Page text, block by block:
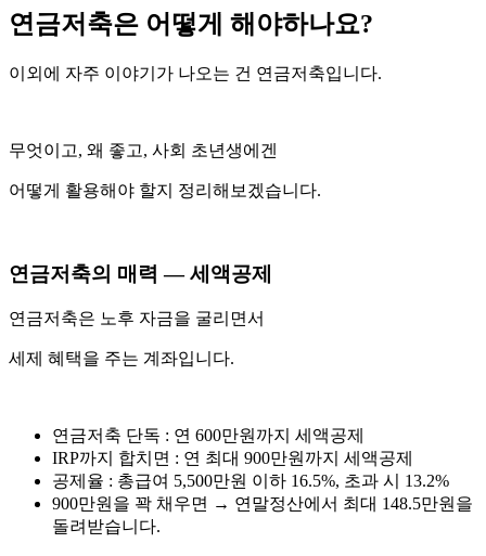
연금저축은 어떻게 해야하나요?
이외에 자주 이야기가 나오는 건 연금저축입니다.
무엇이고, 왜 좋고, 사회 초년생에겐
어떻게 활용해야 할지 정리해보겠습니다.
연금저축의 매력 — 세액공제
연금저축은 노후 자금을 굴리면서
세제 혜택을 주는 계좌입니다.
연금저축 단독 : 연 600만원까지 세액공제
IRP까지 합치면 : 연 최대 900만원까지 세액공제
공제율 : 총급여 5,500만원 이하 16.5%, 초과 시 13.2%
900만원을 꽉 채우면 → 연말정산에서 최대 148.5만원을
돌려받습니다.